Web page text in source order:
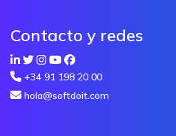
Contacto y redes
+34 91 198 20 00
hola@softdoit.com